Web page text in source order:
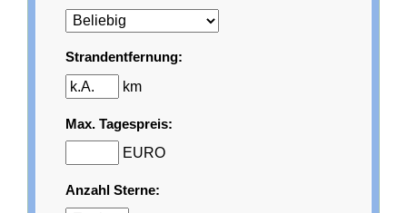
Strandentfernung:
km
Max. Tagespreis:
EURO
Anzahl Sterne: